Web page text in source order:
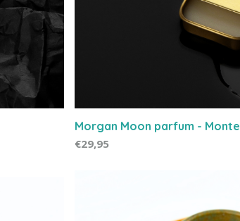
Morgan Moon parfum - Monte
€29,95